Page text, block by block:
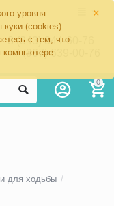
×
уровня
куки (cookies).
с тем, что
компьютере:
8 (343) 344-60-76
+7 (967) 639-00-76
0
для ходьбы /